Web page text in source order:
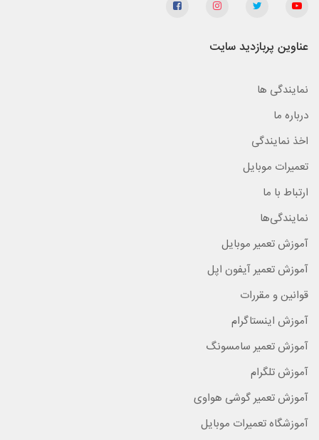
عناوین پربازدید سایت
نمایندگی ها
درباره ما
اخذ نمایندگی
تعمیرات موبایل
ارتباط با ما
نمایندگی‌ها
آموزش تعمیر موبایل
آموزش تعمیر آیفون اپل
قوانین و مقررات
آموزش اینستاگرام
آموزش تعمیر سامسونگ
آموزش تلگرام
آموزش تعمیر گوشی هواوی
آموزشگاه تعمیرات موبایل